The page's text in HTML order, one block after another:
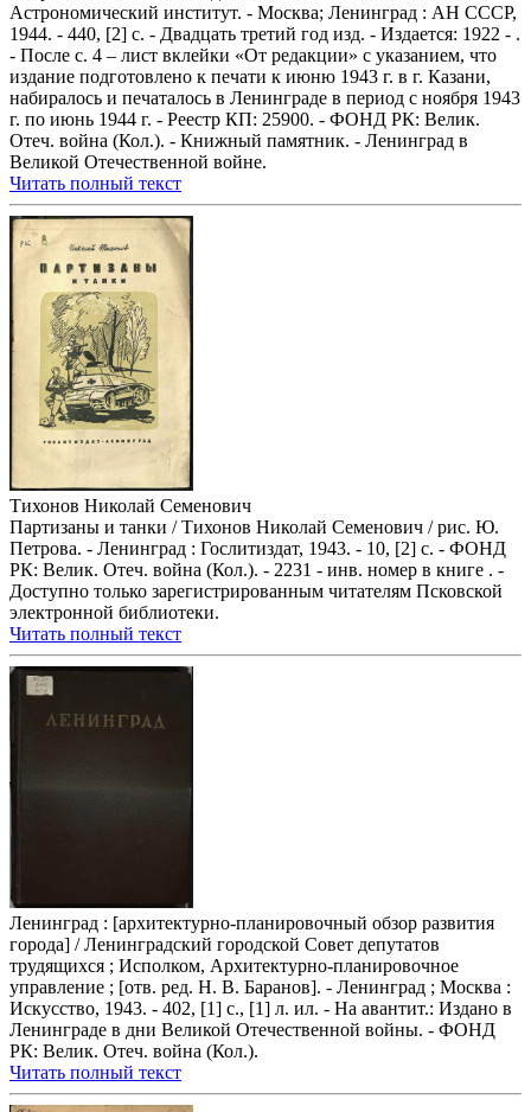
Астрономический институт. - Москва; Ленинград : АН СССР,
1944. - 440, [2] с. - Двадцать третий год изд. - Издается: 1922 - .
- После с. 4 – лист вклейки «От редакции» с указанием, что
издание подготовлено к печати к июню 1943 г. в г. Казани,
набиралось и печаталось в Ленинграде в период с ноября 1943
г. по июнь 1944 г. - Реестр КП: 25900. - ФОНД РК: Велик.
Отеч. война (Кол.). - Книжный памятник. - Ленинград в
Великой Отечественной войне.
Читать полный текст
Тихонов Николай Семенович
Партизаны и танки / Тихонов Николай Семенович / рис. Ю.
Петрова. - Ленинград : Гослитиздат, 1943. - 10, [2] с. - ФОНД
РК: Велик. Отеч. война (Кол.). - 2231 - инв. номер в книге . -
Доступно только зарегистрированным читателям Псковской
электронной библиотеки.
Читать полный текст
Ленинград : [архитектурно-планировочный обзор развития
города] / Ленинградский городской Совет депутатов
трудящихся ; Исполком, Архитектурно-планировочное
управление ; [отв. ред. Н. В. Баранов]. - Ленинград ; Москва :
Искусство, 1943. - 402, [1] с., [1] л. ил. - На авантит.: Издано в
Ленинграде в дни Великой Отечественной войны. - ФОНД
РК: Велик. Отеч. война (Кол.).
Читать полный текст